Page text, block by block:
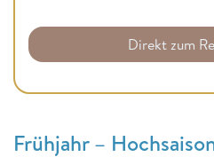
Direkt zum
Frühjahr –